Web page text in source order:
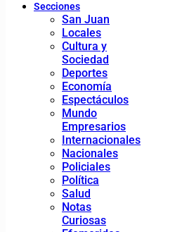
Secciones
San Juan
Locales
Cultura y
Sociedad
Deportes
Economía
Espectáculos
Mundo
Empresarios
Internacionales
Nacionales
Policiales
Política
Salud
Notas
Curiosas